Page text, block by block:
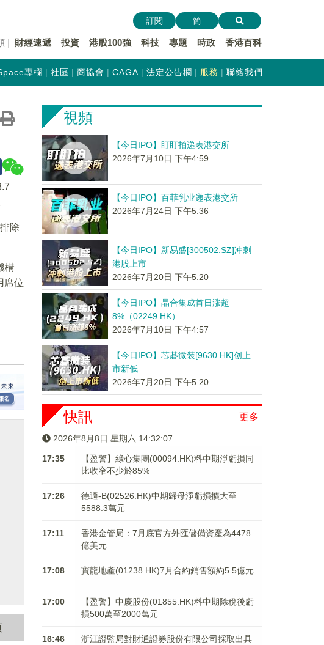
財經速遞 投資 港股100強 科技 專題 時政 香港百科
訂閱 简
專欄 社區 商協會 CAGA 法定公告欄 服務 聯絡我們
除
構
席位
視頻
【今日IPO】盯盯拍递表港交所
2026年7月10日 下午4:59
【今日IPO】百菲乳业递表港交所
2026年7月24日 下午5:36
【今日IPO】新易盛[300502.SZ]冲刺
港股上市
2026年7月20日 下午5:20
【今日IPO】晶合集成首日涨超
8%（02249.HK）
2026年7月10日 下午4:57
【今日IPO】芯碁微装[9630.HK]创上
市新低
2026年7月20日 下午5:20
更多
快訊
2026年8月8日 星期六 14:32:07
17:35
【盈警】綠心集團(00094.HK)料中期淨虧損同
比收窄不少於85%
17:26
德適-B(02526.HK)中期歸母淨虧損擴大至
5588.3萬元
17:11
香港金管局：7月底官方外匯儲備資產為4478
億美元
17:08 寶龍地產(01238.HK)7月合約銷售額約5.5億元
17:00
【盈警】中慶股份(01855.HK)料中期除稅後虧
損500萬至2000萬元
16:46
浙江證監局對財通證券股份有限公司採取出具